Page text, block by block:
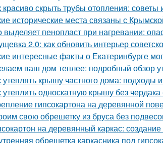
красиво скрыть трубы отопления: советы
исторические места связаны с
выделяет пенопласт при нагревании:
2.0: как обновить интерьер
интересные факты о Екатеринбурге
ваш дом теплее: подробный обзор
утеплять крышу частного дома: подходы
утеплить односкатную крышу без
гипсокартона на деревянной
свою обрешетку из бруса без
на деревянный каркас:
обрешетка каркасника под